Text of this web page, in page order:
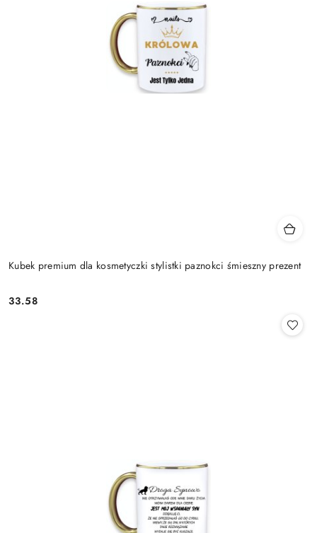
Kubek premium dla kosmetyczki stylistki paznokci śmieszny prezent
Cena:
33.58